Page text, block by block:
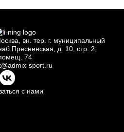
вн. тер. г. муниципальный
Пресненская, д.
10, стр. 2,
74
sport.ru
с нами